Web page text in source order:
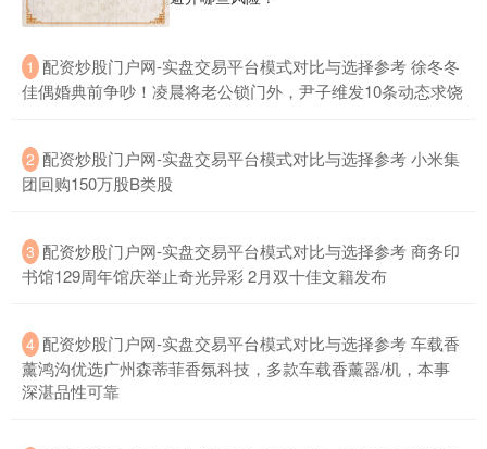
1 ​配资炒股门户网-实盘交易平台模式对比与选择参考 徐冬冬
佳偶婚典前争吵！凌晨将老公锁门外，尹子维发10条动态求饶
2 ​配资炒股门户网-实盘交易平台模式对比与选择参考 小米集
团回购150万股B类股
3 ​配资炒股门户网-实盘交易平台模式对比与选择参考 商务印
书馆129周年馆庆举止奇光异彩 2月双十佳文籍发布
4 ​配资炒股门户网-实盘交易平台模式对比与选择参考 车载香
薰鸿沟优选广州森蒂菲香氛科技，多款车载香薰器/机，本事
深湛品性可靠